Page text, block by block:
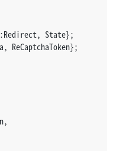
State};
ReCaptchaToken};